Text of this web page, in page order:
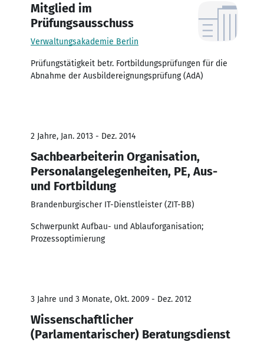
Mitglied im
Prüfungsausschuss
Verwaltungsakademie Berlin
Prüfungstätigkeit betr. Fortbildungsprüfungen für die
Abnahme der Ausbildereignungsprüfung (AdA)
2 Jahre, Jan. 2013 - Dez. 2014
Sachbearbeiterin Organisation,
Personalangelegenheiten, PE, Aus-
und Fortbildung
Brandenburgischer IT-Dienstleister (ZIT-BB)
Schwerpunkt Aufbau- und Ablauforganisation;
Prozessoptimierung
3 Jahre und 3 Monate, Okt. 2009 - Dez. 2012
Wissenschaftlicher
(Parlamentarischer) Beratungsdienst